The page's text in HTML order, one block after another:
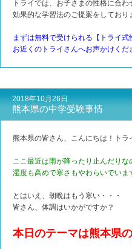
トライでは、お子さまの性格に合わ
効果的な学習法のご提案をしており
まずは無料で受けられる【トライ式
お近くのトライさんへお声かけくだ
2018年10月26日
熊本県の中学受験事情
熊本県の皆さん、こんにちは！トラ
ここ最近は雨が降ったり止んだりな
湿度も高めで寒さもやわらいでいま
とはいえ、朝晩はもう寒い・・・
皆さん、体調はいかがですか？
本日のテーマは熊本県